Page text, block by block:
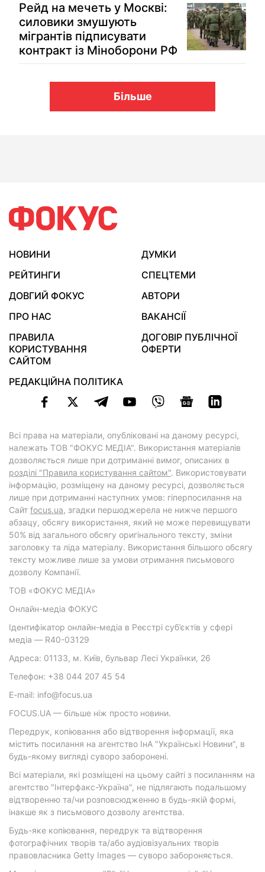
Рейд на мечеть у Москві:
силовики змушують
мігрантів підписувати
контракт із Міноборони РФ
Більше
НОВИНИ
ДУМКИ
РЕЙТИНГИ
СПЕЦТЕМИ
ДОВГИЙ ФОКУС
АВТОРИ
ПРО НАС
ВАКАНСІЇ
ПРАВИЛА
КОРИСТУВАННЯ
САЙТОМ
ДОГОВІР ПУБЛІЧНОЇ
ОФЕРТИ
РЕДАКЦІЙНА ПОЛІТИКА
Всі права на матеріали, опубліковані на даному ресурсі,
належать ТОВ "ФОКУС МЕДІА". Використання матеріалів
дозволяється лише при дотриманні вимог, описаних в
розділі "Правила користування сайтом". Використовувати
інформацію, розміщену на даному ресурсі, дозволяється
лише при дотриманні наступних умов: гіперпосилання на
Cайт focus.ua, згадки першоджерела не нижче першого
абзацу, обсягу використання, який не може перевищувати
50% від загального обсягу оригінального тексту, зміни
заголовку та ліда матеріалу. Використання більшого обсягу
тексту можливе лише за умови отримання письмового
дозволу Компанії.
ТОВ «ФОКУС МЕДІА»
Онлайн-медіа ФОКУС
Ідентифікатор онлайн-медіа в Реєстрі суб’єктів у сфері
медіа — R40-03129
Адреса: 01133, м. Київ, бульвар Лесі Українки, 26
Телефон: +38 044 207 45 54
E-mail: info@focus.ua
FOCUS.UA — більше ніж просто новини.
Передрук, копіювання або відтворення інформації, яка
містить посилання на агентство ІнА "Українські Новини", в
будь-якому вигляді суворо заборонені.
Всі матеріали, які розміщені на цьому сайті з посиланням на
агентство "Інтерфакс-Україна", не підлягають подальшому
відтворенню та/чи розповсюдженню в будь-якій формі,
інакше як з письмового дозволу агентства.
Будь-яке копіювання, передрук та відтворення
фотографічних творів та/або аудіовізуальних творів
правовласника Getty Images — суворо забороняється.